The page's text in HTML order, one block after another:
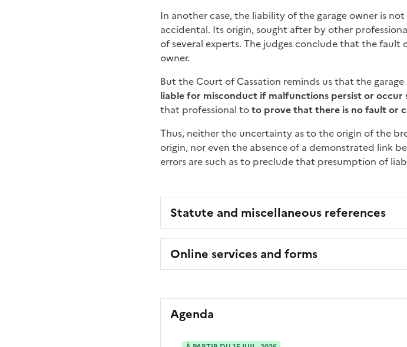
In another case, the liability of the garage owner is
accidental. Its origin, sought after by other
of several experts. The judges conclude that the
owner.
But the Court of Cassation reminds us that the
liable for misconduct if malfunctions persist or occur
that professional toto prove that there is no fault or
Thus, neither the uncertainty as to the origin of the
origin, nor even the absence of a demonstrated link
errors are such as to preclude that presumption of
Statute and miscellaneous references
Online services and forms
Agenda